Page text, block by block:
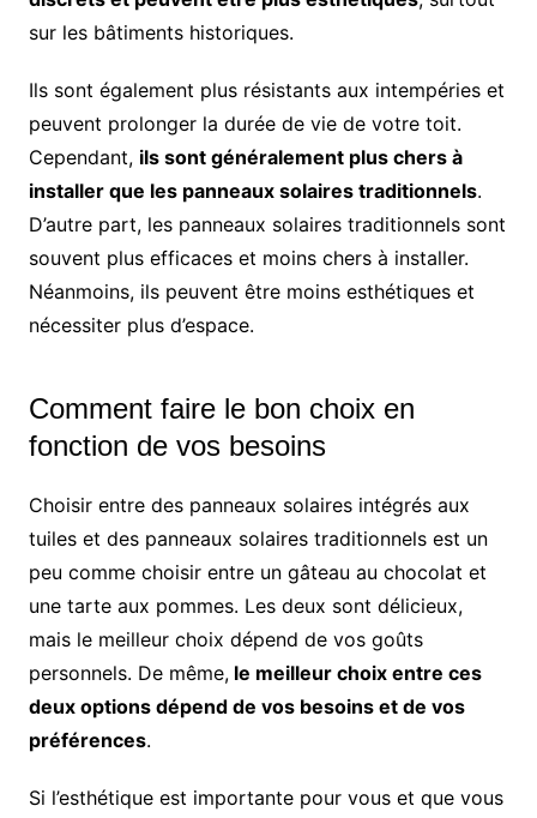
sur les bâtiments historiques.
Ils sont également plus résistants aux intempéries et
peuvent prolonger la durée de vie de votre toit.
Cependant, ils sont généralement plus chers à
installer que les panneaux solaires traditionnels.
D’autre part, les panneaux solaires traditionnels sont
souvent plus efficaces et moins chers à installer.
Néanmoins, ils peuvent être moins esthétiques et
nécessiter plus d’espace.
Comment faire le bon choix en
fonction de vos besoins
Choisir entre des panneaux solaires intégrés aux
tuiles et des panneaux solaires traditionnels est un
peu comme choisir entre un gâteau au chocolat et
une tarte aux pommes. Les deux sont délicieux,
mais le meilleur choix dépend de vos goûts
personnels. De même,le meilleur choix entre ces
deux options dépend de vos besoins et de vos
préférences.
Si l’esthétique est importante pour vous et que vous